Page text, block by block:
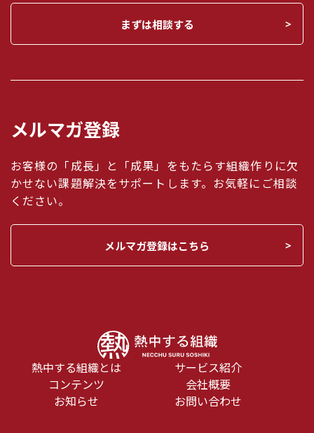
まずは相談する
メルマガ登録
お客様の「成長」と「成果」をもたらす組織作りに欠
かせない課題解決をサポートします。お気軽にご相談
ください。
メルマガ登録はこちら
熱中する組織とは
サービス紹介
コンテンツ
会社概要
お知らせ
お問い合わせ